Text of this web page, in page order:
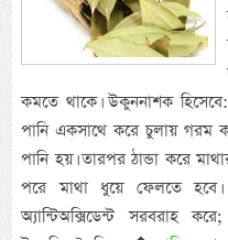
কমতে থাকে। উকুননাশক
পানি একসাথে করে চুলায় গরম
পানি হয়। তারপর ঠান্ডা করে
পরে মাথা ধুয়ে ফেলতে হবে।
অ্যান্টিঅক্সিডেন্ট সরবরাহ